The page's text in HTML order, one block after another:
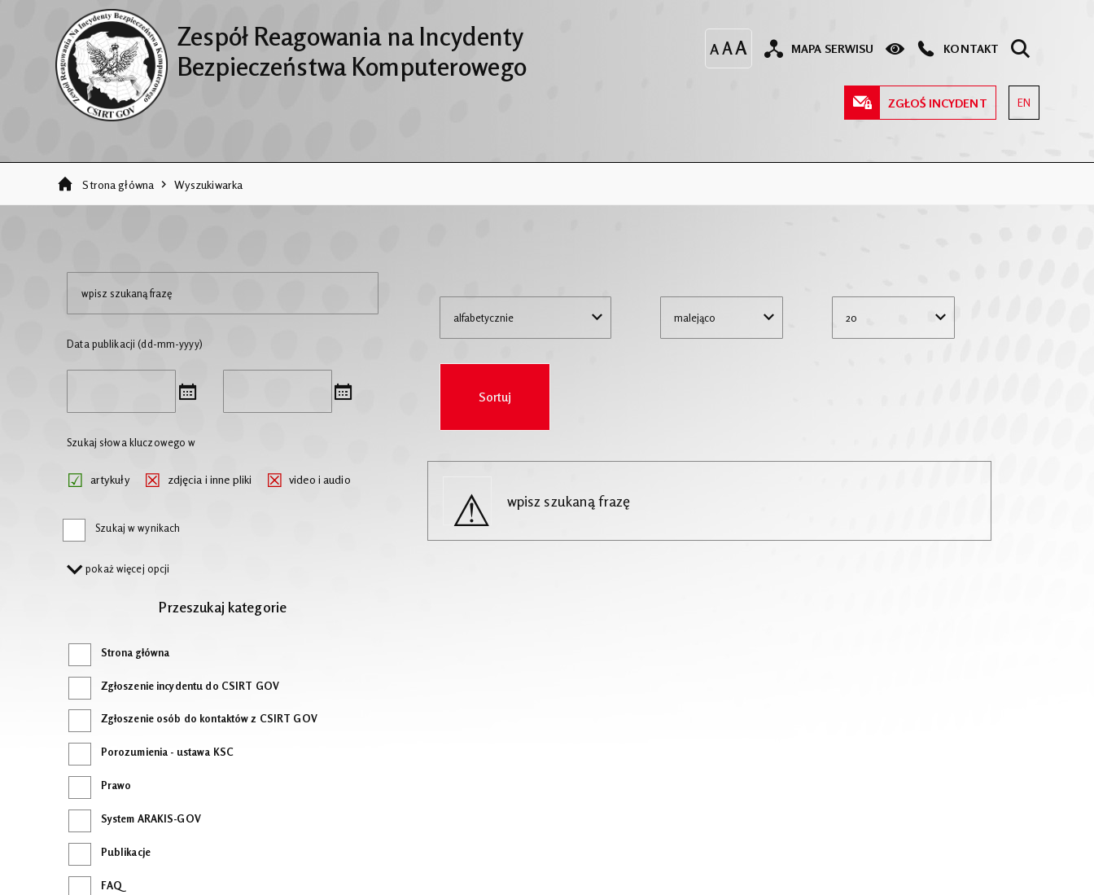
Zespół Reagowania na Incydenty
Bezpieczeństwa Komputerowego
MAPA SERWISU KONTAKT
ZGŁOŚ INCYDENT EN
Strona główna Wyszukiwarka
Data publikacji (dd-mm-yyyy)
Szukaj słowa kluczowego w
artykuły zdjęcia i inne pliki video i audio
Szukaj w wynikach
pokaż więcej opcji
Przeszukaj kategorie
Strona główna
Zgłoszenie incydentu do CSIRT GOV
Zgłoszenie osób do kontaktów z CSIRT GOV
Porozumienia - ustawa KSC
Prawo
System ARAKIS-GOV
Publikacje
FAQ
wpisz szukaną frazę